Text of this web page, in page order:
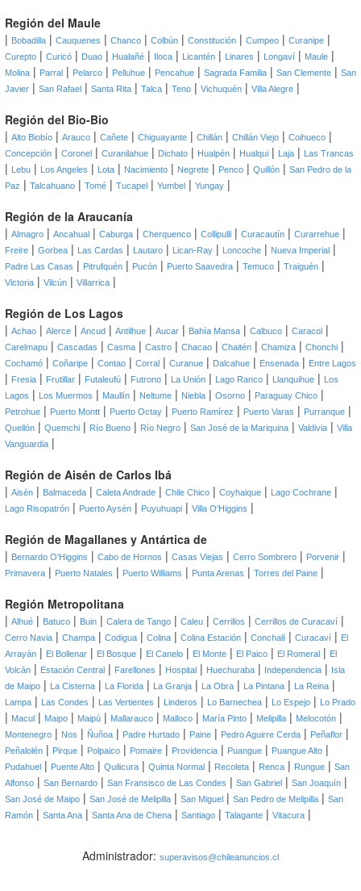
Región del Maule
| Bobadilla | Cauquenes | Chanco | Colbún | Constitución | Cumpeo | Curanipe |
Curepto | Curicó | Duao | Hualañé | Iloca | Licantén | Linares | Longaví | Maule |
Molina | Parral | Pelarco | Pelluhue | Pencahue | Sagrada Familia | San Clemente | San
Javier | San Rafael | Santa Rita | Talca | Teno | Vichuquén | Villa Alegre |
Región del Bio-Bio
| Alto Biobío | Arauco | Cañete | Chiguayante | Chillán | Chillán Viejo | Coihueco |
Concepción | Coronel | Curanilahue | Dichato | Hualpén | Hualqui | Laja | Las Trancas
| Lebu | Los Angeles | Lota | Nacimiento | Negrete | Penco | Quillón | San Pedro de la
Paz | Talcahuano | Tomé | Tucapel | Yumbel | Yungay |
Región de la Araucanía
| Almagro | Ancahual | Caburga | Cherquenco | Collipulli | Curacautín | Curarrehue |
Freire | Gorbea | Las Cardas | Lautaro | Lican-Ray | Loncoche | Nueva Imperial |
Padre Las Casas | Pitrufquén | Pucón | Puerto Saavedra | Temuco | Traiguén |
Victoria | Vilcún | Villarrica |
Región de Los Lagos
| Achao | Alerce | Ancud | Antilhue | Aucar | Bahía Mansa | Calbuco | Caracol |
Carelmapu | Cascadas | Casma | Castro | Chacao | Chaitén | Chamiza | Chonchi |
Cochamó | Coñaripe | Contao | Corral | Curanue | Dalcahue | Ensenada | Entre Lagos
| Fresia | Frutillar | Futaleufú | Futrono | La Unión | Lago Ranco | Llanquihue |
Los
Lagos | Los Muermos | Maullín | Neltume | Niebla | Osorno | Paraguay Chico |
Petrohue | Puerto Montt | Puerto Octay | Puerto Ramírez | Puerto Varas | Purranque |
Quellón | Quemchi | Río Bueno | Río Negro | San José de la Mariquina | Valdivia | Villa
Vanguardia |
Región de Aisén de Carlos Ibá
| Aisén | Balmaceda | Caleta Andrade | Chile Chico | Coyhaique | Lago Cochrane |
Lago Risopatrón | Puerto Aysén | Puyuhuapi | Villa O'Higgins |
Región de Magallanes y Antártica de
| Bernardo O'Higgins | Cabo de Hornos | Casas Viejas | Cerro Sombrero | Porvenir |
Primavera | Puerto Natales | Puerto Williams | Punta Arenas | Torres del Paine |
Región Metropolitana
| Alhué | Batuco | Buin | Calera de Tango | Caleu | Cerrillos | Cerrillos de Curacaví |
Cerro Navia | Champa | Codigua | Colina | Colina Estación | Conchalí | Curacaví | El
Arrayán | El Bollenar | El Bosque | El Canelo | El Monte | El Paico | El Romeral | El
Volcán | Estación Central | Farellones | Hospital | Huechuraba | Independencia |
Isla
de Maipo | La Cisterna | La Florida | La Granja | La Obra | La Pintana | La Reina |
Lampa | Las Condes | Las Vertientes | Linderos | Lo Barnechea | Lo Espejo | Lo Prado
| Macul | Maipo | Maipú | Mallarauco | Malloco | María Pinto | Melipilla | Melocotón |
Montenegro | Nos | Ñuñoa | Padre Hurtado | Paine | Pedro Aguirre Cerda | Peñaflor |
Peñalolén | Pirque | Polpaico | Pomaire | Providencia | Puangue | Puangue Alto |
Pudahuel | Puente Alto | Quilicura | Quinta Normal | Recoleta | Renca | Rungue | San
Alfonso | San Bernardo | San Fransisco de Las Condes | San Gabriel | San Joaquín |
San José de Maipo | San José de Melipilla | San Miguel | San Pedro de Melipilla | San
Ramón | Santa Ana | Santa Ana de Chena | Santiago | Talagante | Vitacura |
Administrador: superavisos@chileanuncios.cl